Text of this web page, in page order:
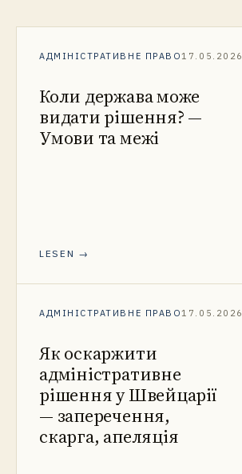
АДМІНІСТРАТИВНЕ ПРАВО17.05.2026
Коли держава може
видати рішення? —
Умови та межі
LESEN →
АДМІНІСТРАТИВНЕ ПРАВО17.05.2026
Як оскаржити
адміністративне
рішення у Швейцарії
— заперечення,
скарга, апеляція